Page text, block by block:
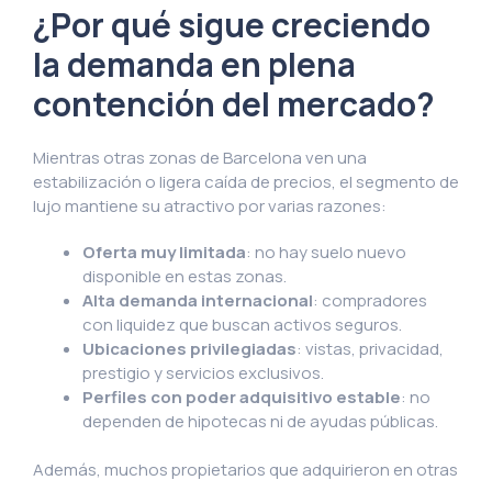
¿Por qué sigue creciendo
la demanda en plena
contención del mercado?
Mientras otras zonas de Barcelona ven una
estabilización o ligera caída de precios, el segmento de
lujo mantiene su atractivo por varias razones:
Oferta muy limitada: no hay suelo nuevo
disponible en estas zonas.
Alta demanda internacional: compradores
con liquidez que buscan activos seguros.
Ubicaciones privilegiadas: vistas, privacidad,
prestigio y servicios exclusivos.
Perfiles con poder adquisitivo estable: no
dependen de hipotecas ni de ayudas públicas.
Además, muchos propietarios que adquirieron en otras